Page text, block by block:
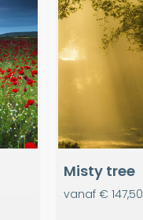
Misty tree
vanaf € 147,50